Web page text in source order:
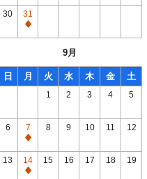
館
日
常
休
館
30
31
通
館
日
9月
日 月 火 水 木 金 土
1 2 3 4 5
6
7
通
常
休
8 9 10 11 12
13
14
通
15 16 17 18 19